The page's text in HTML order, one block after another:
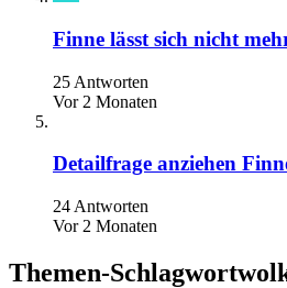
Finne lässt sich nicht
25 Antworten
Vor 2 Monaten
Detailfrage anziehen
24 Antworten
Vor 2 Monaten
Themen-